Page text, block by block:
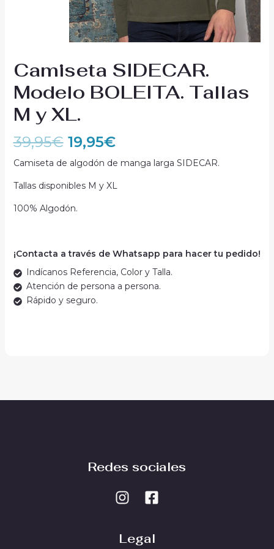
Camiseta SIDECAR.
Modelo BOLEITA. Tallas
M y XL.
39,95€ 19,95€
Camiseta de algodón de manga larga SIDECAR.
Tallas disponibles M y XL
100% Algodón.
¡Contacta a través de Whatsapp para hacer tu pedido!
Indícanos Referencia, Color y Talla.
Atención de persona a persona.
Rápido y seguro.
Redes sociales
Legal